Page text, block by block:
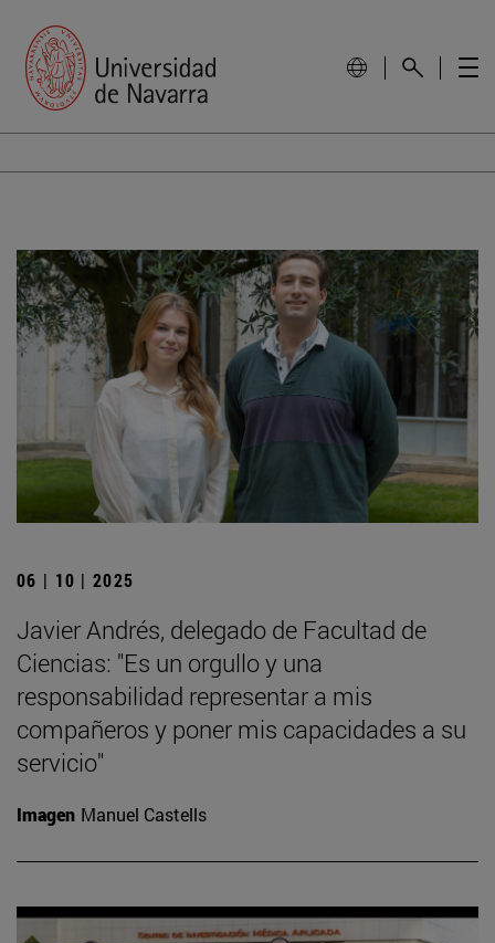
06 | 10 | 2025
Javier Andrés, delegado de Facultad de
Ciencias: "Es un orgullo y una
responsabilidad representar a mis
compañeros y poner mis capacidades a su
servicio"
Imagen Manuel Castells